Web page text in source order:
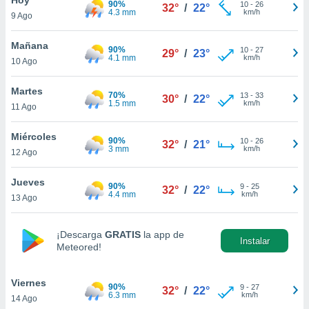
en
más
nuestra
de
aceptar
de
9 Ago
90%
4.3 mm
32° / 22° 10- 26
km/h
Mañana
10 Ago
90%
4.1 mm
29° / 23° 10- 27
km/h
Martes
11 Ago
70%
1.5 mm
30° / 22° 13- 33
km/h
Miércoles
12 Ago
90%
3 mm
32° / 21° 10- 26
km/h
Jueves
13 Ago
90%
4.4 mm
32° / 22° 9- 25
km/h
¡Descarga GRATIS la app de
Meteored!
Instalar
Viernes
14 Ago
90%
6.3 mm
32° / 22° 9- 27
km/h